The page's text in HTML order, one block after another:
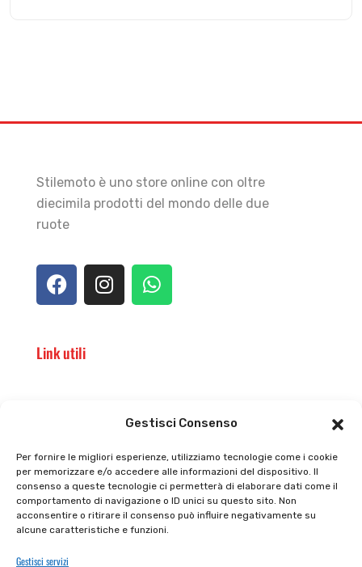
Gestisci Consenso
Per fornire le migliori esperienze, utilizziamo tecnologie come i cookie
per memorizzare e/o accedere alle informazioni del dispositivo. Il
consenso a queste tecnologie ci permetterà di elaborare dati come il
comportamento di navigazione o ID unici su questo sito. Non
acconsentire o ritirare il consenso può influire negativamente su
alcune caratteristiche e funzioni.
Gestisci servizi
Stilemoto è uno store online con oltre
diecimila prodotti del mondo delle due
ruote
Link utili
Privacy policy
Cookie policy
Tutti prodotti
Termini e condizioni